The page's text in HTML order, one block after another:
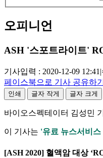
오피니언
ASH '스포트라이트'
기사입력 : 2020-12-09 12:41 |
페이스북으로 기사 공유하기
인쇄 글자 작게 글자 크게
바이오스펙테이터 김성민
이 기사는 '유료 뉴스서비스
[ASH 2020] 혈액암 대상